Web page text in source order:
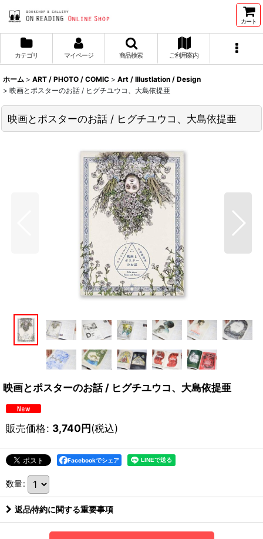
カート
カテゴリ マイページ 商品検索 ご利用案内
ホーム > ART / PHOTO / COMIC > Art / Illustlation / Design
> 映画とポスターのお話 / ヒグチユウコ、大島依提亜
映画とポスターのお話 / ヒグチユウコ、大島依提亜
映画とポスターのお話 / ヒグチユウコ、大島依提亜
販売価格: 3,740円(税込)
Facebookでシェア
数量:
返品特約に関する重要事項